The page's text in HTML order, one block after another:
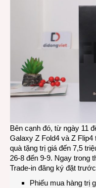
Bên cạnh đó, từ ngày 11
Galaxy Z Fold4 và Z
quà tặng trị giá đến 7,5
26-8 đến 9-9. Ngay trong
Trade-in đăng ký đặt
Phiếu mua hàng trị